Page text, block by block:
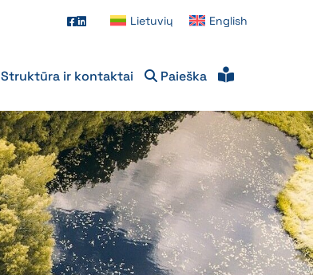
Lietuvių English
Struktūra ir kontaktai Paieška